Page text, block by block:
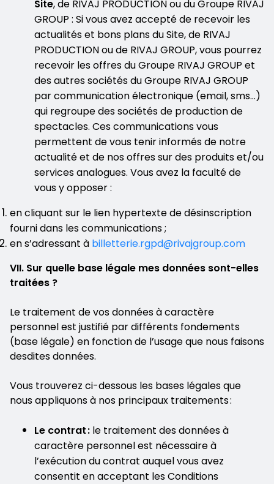
Site, de RIVAJ PRODUCTION ou du Groupe RIVAJ
GROUP : Si vous avez accepté de recevoir les
actualités et bons plans du Site, de RIVAJ
PRODUCTION ou de RIVAJ GROUP, vous pourrez
recevoir les offres du Groupe RIVAJ GROUP et
des autres sociétés du Groupe RIVAJ GROUP
par communication électronique (email, sms…)
qui regroupe des sociétés de production de
spectacles. Ces communications vous
permettent de vous tenir informés de notre
actualité et de nos offres sur des produits et/ou
services analogues. Vous avez la faculté de
vous y opposer :
en cliquant sur le lien hypertexte de désinscription
fourni dans les communications ;
en s’adressant à billetterie.rgpd@rivajgroup.com
VII. Sur quelle base légale mes données sont-elles
traitées ?
Le traitement de vos données à caractère
personnel est justifié par différents fondements
(base légale) en fonction de l’usage que nous faisons
desdites données.
Vous trouverez ci-dessous les bases légales que
nous appliquons à nos principaux traitements :
Le contrat : le traitement des données à
caractère personnel est nécessaire à
l’exécution du contrat auquel vous avez
consentit en acceptant les Conditions